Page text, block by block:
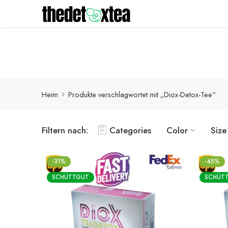
Detox-Produkte werden innerhalb von 1-3 Werktagen
Heim Produkte verschlagwortet mit „Diox-Detox-Tee“
Filtern nach: Categories Color Size
-31%
SCHÜTTGUT
-45%